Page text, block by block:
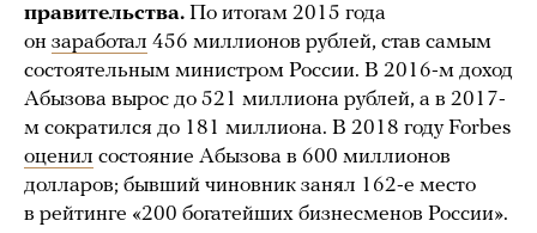
правительства. По итогам 2015 года
он заработал 456 миллионов рублей, став самым
состоятельным министром России. В 2016-м доход
Абызова вырос до 521 миллиона рублей, а в 2017-
м сократился до 181 миллиона. В 2018 году Forbes
оценил состояние Абызова в 600 миллионов
долларов; бывший чиновник занял 162-е место
в рейтинге «200 богатейших бизнесменов России».